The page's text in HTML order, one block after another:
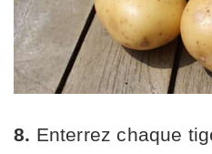
8. Enterrez chaque